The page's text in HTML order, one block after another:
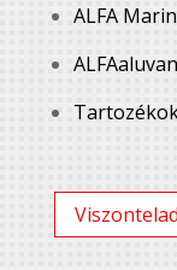
ALFA